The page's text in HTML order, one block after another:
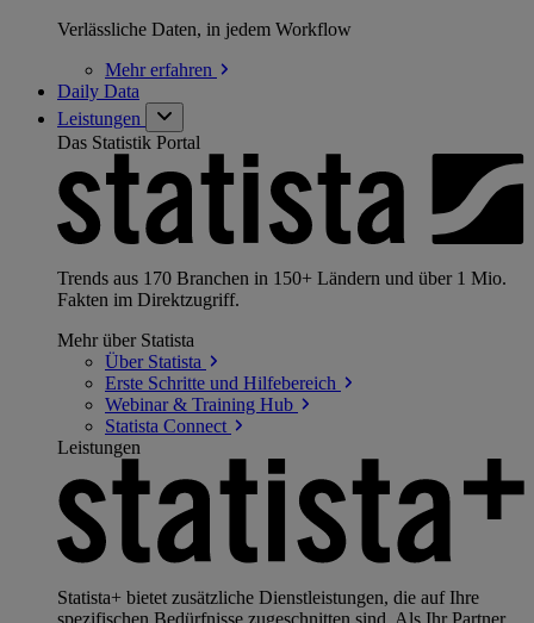
Verlässliche Daten, in jedem Workflow
Mehrerfahren
Daily Data
Leistungen
Das Statistik Portal
Trends aus 170 Branchen in 150+ Ländern und über 1 Mio.
Fakten im Direktzugriff.
Mehr über Statista
Über Statista
Erste Schritte und Hilfebereich
Webinar & Training Hub
Statista Connect
Leistungen
Statista+ bietet zusätzliche Dienstleistungen, die auf Ihre
spezifischen Bedürfnisse zugeschnitten sind. Als Ihr Partner